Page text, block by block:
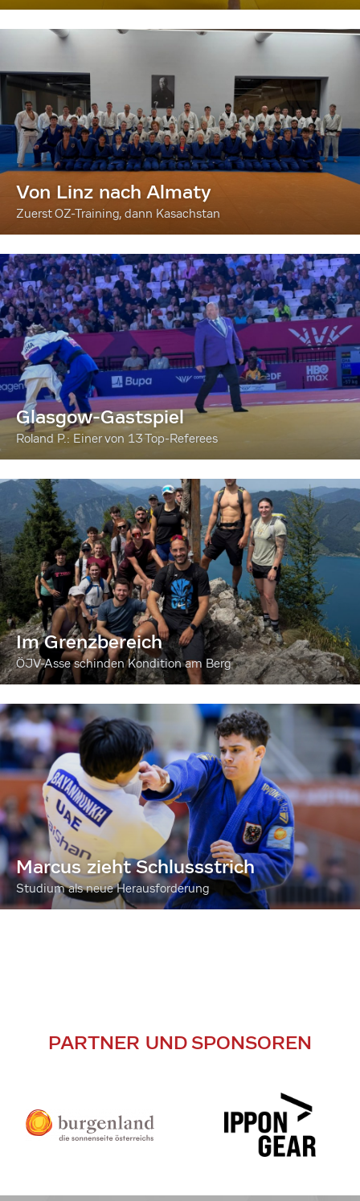
Von Linz nach Almaty
Zuerst OZ-Training, dann Kasachstan
Glasgow-Gastspiel
Roland P.: Einer von 13 Top-Referees
Im Grenzbereich
ÖJV-Asse schinden Kondition am Berg
Marcus zieht Schlussstrich
Studium als neue Herausforderung
PARTNER UND SPONSOREN